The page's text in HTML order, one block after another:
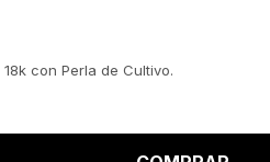
con Perla de Cultivo.